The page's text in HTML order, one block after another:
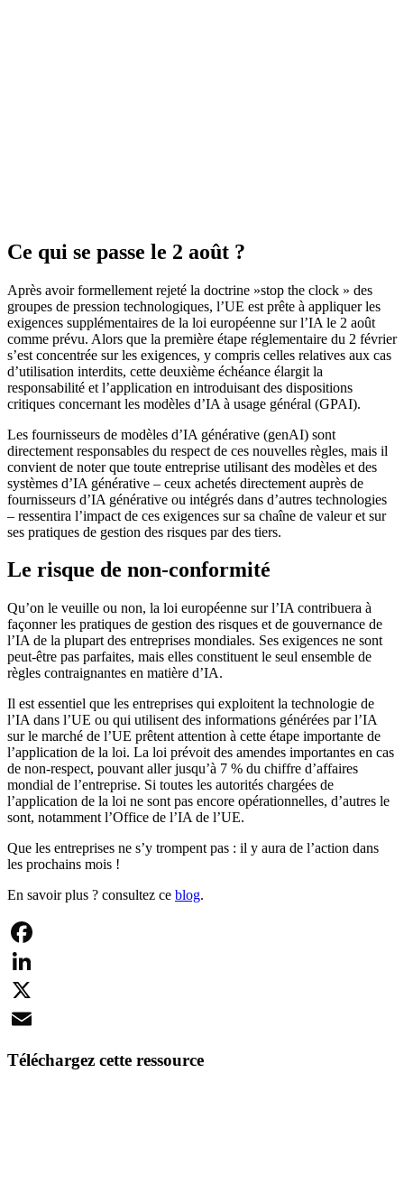
Ce qui se passe le 2 août ?
Après avoir formellement rejeté la doctrine »stop the clock » des
groupes de pression technologiques, l’UE est prête à appliquer les
exigences supplémentaires de la loi européenne sur l’IA le 2 août
comme prévu. Alors que la première étape réglementaire du 2 février
s’est concentrée sur les exigences, y compris celles relatives aux cas
d’utilisation interdits, cette deuxième échéance élargit la
responsabilité et l’application en introduisant des dispositions
critiques concernant les modèles d’IA à usage général (GPAI).
Les fournisseurs de modèles d’IA générative (genAI) sont
directement responsables du respect de ces nouvelles règles, mais il
convient de noter que toute entreprise utilisant des modèles et des
systèmes d’IA générative – ceux achetés directement auprès de
fournisseurs d’IA générative ou intégrés dans d’autres technologies
– ressentira l’impact de ces exigences sur sa chaîne de valeur et sur
ses pratiques de gestion des risques par des tiers.
Le risque de non-conformité
Qu’on le veuille ou non, la loi européenne sur l’IA contribuera à
façonner les pratiques de gestion des risques et de gouvernance de
l’IA de la plupart des entreprises mondiales. Ses exigences ne sont
peut-être pas parfaites, mais elles constituent le seul ensemble de
règles contraignantes en matière d’IA.
Il est essentiel que les entreprises qui exploitent la technologie de
l’IA dans l’UE ou qui utilisent des informations générées par l’IA
sur le marché de l’UE prêtent attention à cette étape importante de
l’application de la loi. La loi prévoit des amendes importantes en cas
de non-respect, pouvant aller jusqu’à 7 % du chiffre d’affaires
mondial de l’entreprise. Si toutes les autorités chargées de
l’application de la loi ne sont pas encore opérationnelles, d’autres le
sont, notamment l’Office de l’IA de l’UE.
Que les entreprises ne s’y trompent pas : il y aura de l’action dans
les prochains mois !
En savoir plus ? consultez ce blog.
Facebook
LinkedIn
X
Téléchargez cette ressource